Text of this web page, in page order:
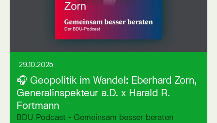
29.10.2025
🎧 Geopolitik im Wandel: Eberhard Zorn,
Generalinspekteur a.D. x Harald R.
Fortmann
BDU Podcast - Gemeinsam besser beraten